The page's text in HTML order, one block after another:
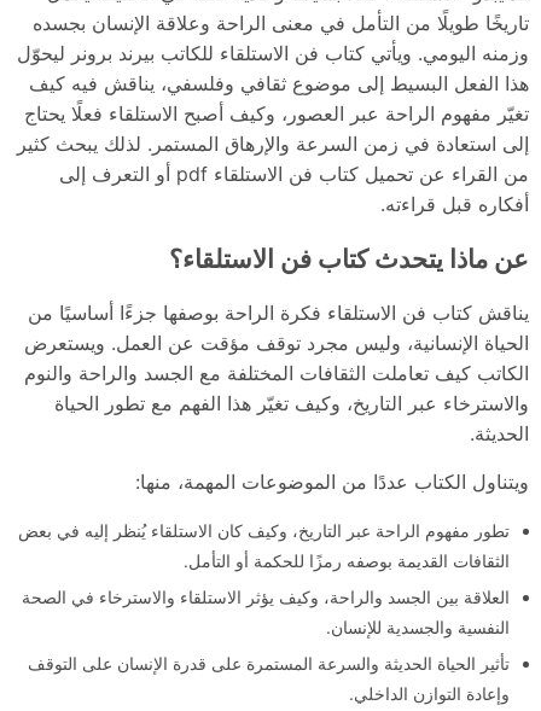
تاريخًا طويلًا من التأمل في معنى الراحة وعلاقة الإنسان بجسده
وزمنه اليومي. ويأتي كتاب فن الاستلقاء للكاتب بيرند برونر ليحوّل
هذا الفعل البسيط إلى موضوع ثقافي وفلسفي، يناقش فيه كيف
تغيّر مفهوم الراحة عبر العصور، وكيف أصبح الاستلقاء فعلًا يحتاج
إلى استعادة في زمن السرعة والإرهاق المستمر. لذلك يبحث كثير
من القراء عن تحميل كتاب فن الاستلقاء pdf أو التعرف إلى
أفكاره قبل قراءته.
عن ماذا يتحدث كتاب فن الاستلقاء؟
يناقش كتاب فن الاستلقاء فكرة الراحة بوصفها جزءًا أساسيًا من
الحياة الإنسانية، وليس مجرد توقف مؤقت عن العمل. ويستعرض
الكاتب كيف تعاملت الثقافات المختلفة مع الجسد والراحة والنوم
والاسترخاء عبر التاريخ، وكيف تغيّر هذا الفهم مع تطور الحياة
الحديثة.
ويتناول الكتاب عددًا من الموضوعات المهمة، منها:
تطور مفهوم الراحة عبر التاريخ، وكيف كان الاستلقاء يُنظر إليه في بعض
الثقافات القديمة بوصفه رمزًا للحكمة أو التأمل.
العلاقة بين الجسد والراحة، وكيف يؤثر الاستلقاء والاسترخاء في الصحة
النفسية والجسدية للإنسان.
تأثير الحياة الحديثة والسرعة المستمرة على قدرة الإنسان على التوقف
وإعادة التوازن الداخلي.